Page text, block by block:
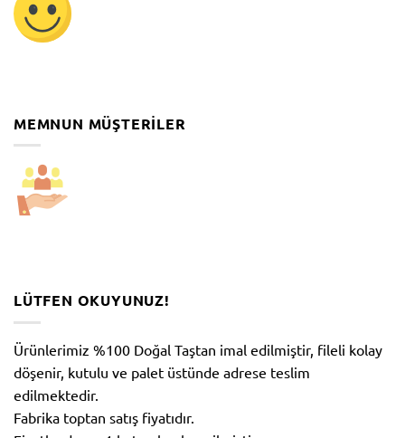
MEMNUN MÜŞTERILER
LÜTFEN OKUYUNUZ!
Ürünlerimiz %100 Doğal Taştan imal edilmiştir, fileli kolay
döşenir, kutulu ve palet üstünde adrese teslim
edilmektedir.
Fabrika toptan satış fiyatıdır.